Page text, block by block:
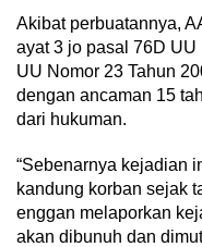
Akibat perbuatannya,
ayat 3 jo pasal 76D UU
UU Nomor 23 Tahun
dengan ancaman 15
dari hukuman.
“Sebenarnya kejadian
kandung korban sejak
enggan melaporkan
akan dibunuh dan